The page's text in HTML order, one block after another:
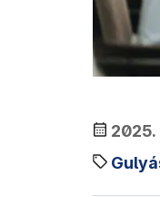
2025.